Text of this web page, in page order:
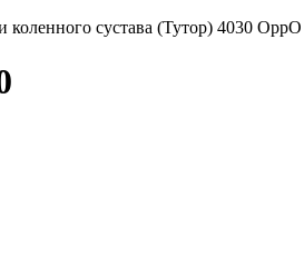
сустава (Тутор) 4030 OppO